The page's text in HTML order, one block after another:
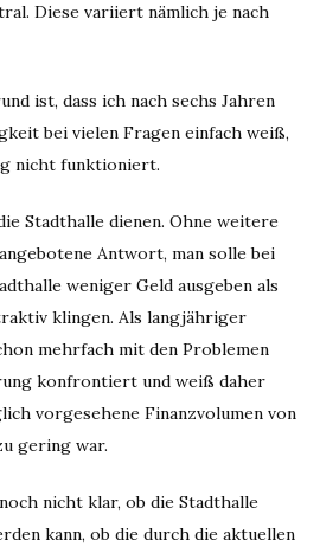
Diese variiert nämlich je nach
ist, dass ich nach sechs Jahren
bei vielen Fragen einfach weiß,
nicht funktioniert.
Stadthalle dienen. Ohne weitere
Antwort, man solle bei
weniger Geld ausgeben als
klingen. Als langjähriger
mehrfach mit den Problemen
konfrontiert und weiß daher
vorgesehene Finanzvolumen von
gering war.
nicht klar, ob die Stadthalle
kann, ob die durch die aktuellen